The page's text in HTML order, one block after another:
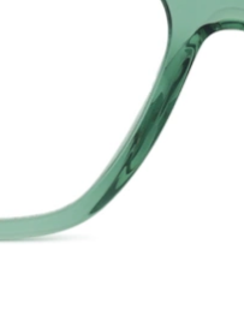
54 mm
Glasbreite
Glasbreite